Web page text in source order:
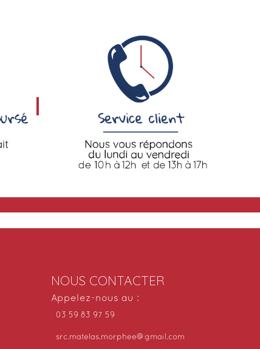
NOUS CONTACTER
Appelez-nous au :
03 59 83 97 59
src.matelas.morphee@gmail.com